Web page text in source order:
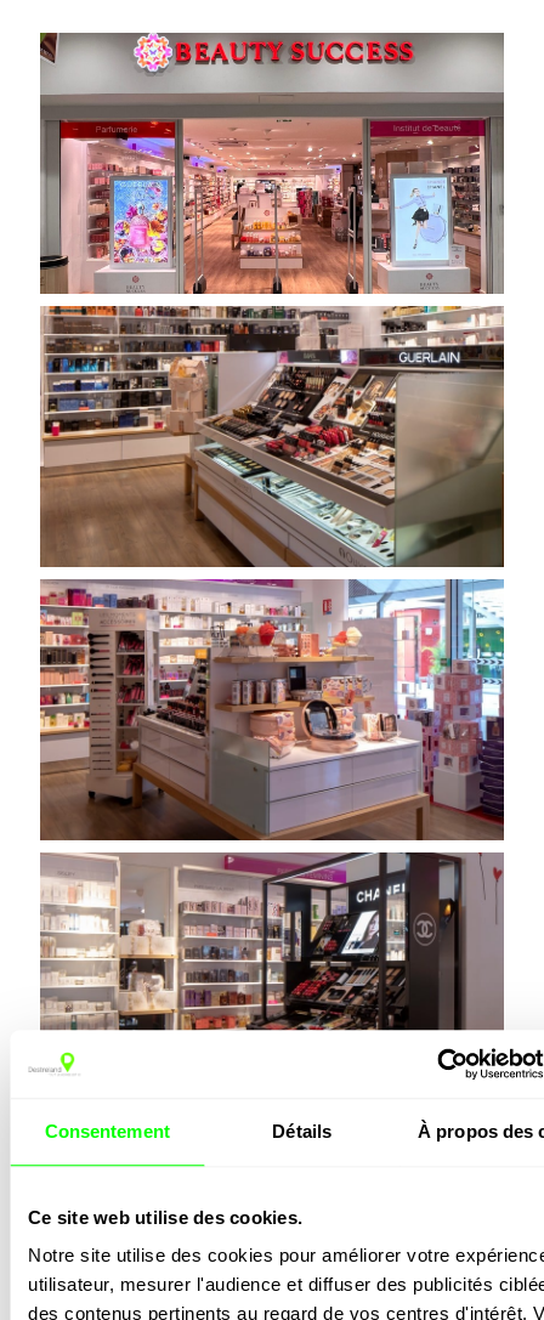
Consentement Détails À propos des
Ce site web utilise des cookies.
Notre site utilise des cookies pour améliorer votre
utilisateur, mesurer l'audience et diffuser des publicités
des contenus pertinents au regard de vos centres d'intérêt.